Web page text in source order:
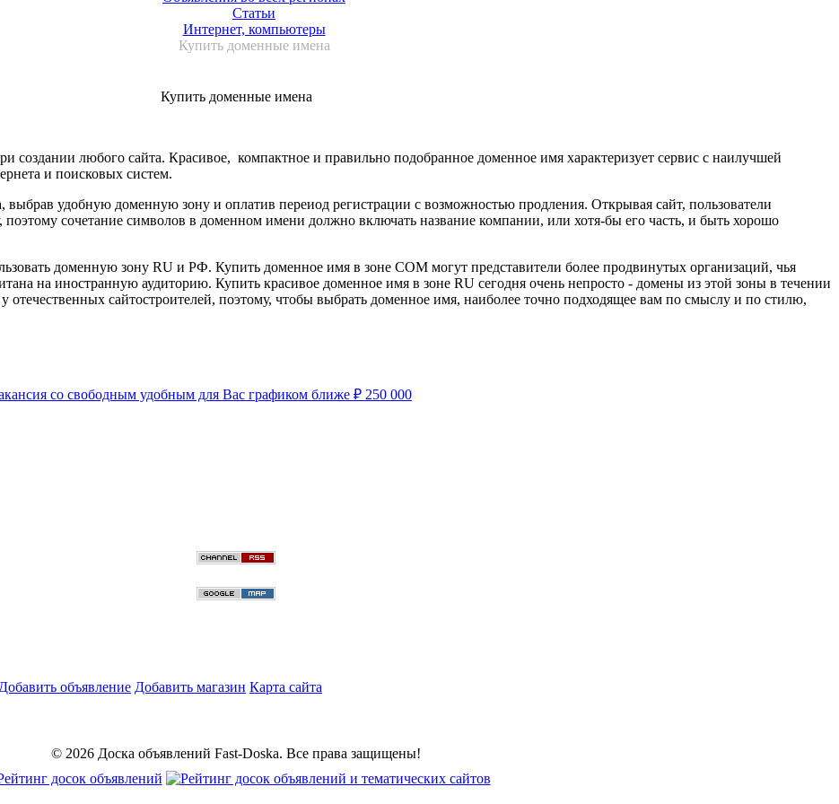
Статьи
Интернет, компьютеры
Купить доменные имена
Купить доменные имена
создании любого сайта. Красивое, компактное и правильно подобранное доменное имя характеризует сервис с наилучшей
и поисковых систем.
удобную доменную зону и оплатив переиод регистрации с возможностью продления. Открывая сайт, пользователи
поэтому сочетание символов в доменном имени должно включать название компании, или хотя-бы его часть, и быть хорошо
доменную зону RU и РФ. Купить доменное имя в зоне COM могут представители более продвинутых организаций, чья
на иностранную аудиторию. Купить красивое доменное имя в зоне RU сегодня очень непросто - домены из этой зоны в течении
отечественных сайтостроителей, поэтому, чтобы выбрать доменное имя, наиболее точно подходящее вам по смыслу и по стилю,
со свободным удобным для Вас графиком ближе ₽ 250 000
Добавить объявление Добавить магазин Карта сайта
© 2026 Доска объявлений Fast-Doska. Все права защищены!